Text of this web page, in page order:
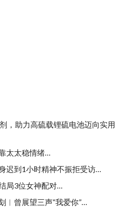
，助力高硫载锂硫电池迈向实用
太太稳情绪…
迟到1小时精神不振拒受访…
局3位女神配对…
︱曾展望三声“我爱你”…